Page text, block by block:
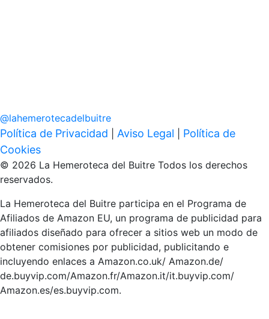
@lahemerotecadelbuitre
Política de Privacidad Aviso Legal
Política de
Cookies
© 2026 La Hemeroteca del Buitre Todos los derechos
reservados.
La Hemeroteca del Buitre participa en el Programa de
Afiliados de Amazon EU, un programa de publicidad para
afiliados diseñado para ofrecer a sitios web un modo de
obtener comisiones por publicidad, publicitando e
incluyendo enlaces a Amazon.co.uk/ Amazon.de/
de.buyvip.com/Amazon.fr/Amazon.it/it.buyvip.com/
Amazon.es/es.buyvip.com.